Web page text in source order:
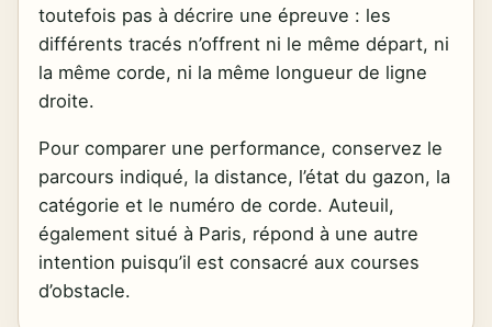
toutefois pas à décrire une épreuve : les
différents tracés n’offrent ni le même départ, ni
la même corde, ni la même longueur de ligne
droite.
Pour comparer une performance, conservez le
parcours indiqué, la distance, l’état du gazon, la
catégorie et le numéro de corde. Auteuil,
également situé à Paris, répond à une autre
intention puisqu’il est consacré aux courses
d’obstacle.